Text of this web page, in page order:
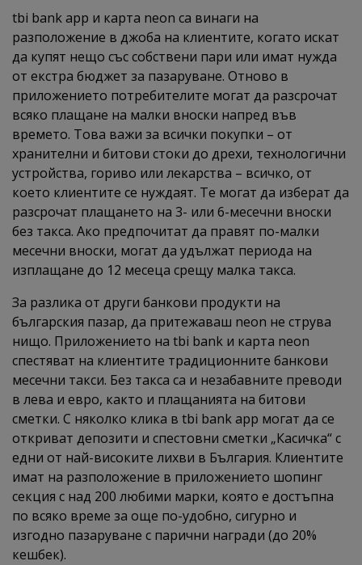
tbi bank app и карта neon са винаги на
разположение в джоба на клиентите, когато искат
да купят нещо със собствени пари или имат нужда
от екстра бюджет за пазаруване. Отново в
приложението потребителите могат да разсрочат
всяко плащане на малки вноски напред във
времето. Това важи за всички покупки – от
хранителни и битови стоки до дрехи, технологични
устройства, гориво или лекарства – всичко, от
което клиентите се нуждаят. Те могат да изберат да
разсрочат плащането на 3- или 6-месечни вноски
без такса. Ако предпочитат да правят по-малки
месечни вноски, могат да удължат периода на
изплащане до 12 месеца срещу малка такса.
За разлика от други банкови продукти на
българския пазар, да притежаваш neon не струва
нищo. Приложението на tbi bank и карта neon
спестяват на клиентите традиционните банкови
месечни такси. Без такса са и незабавните преводи
в лева и евро, както и плащанията на битови
сметки. С няколко клика в tbi bank app могат да се
откриват депозити и спестовни сметки „Касичка“ с
едни от най-високите лихви в България. Клиентите
имат на разположение в приложението шопинг
секция с над 200 любими марки, която е достъпна
по всяко време за още по-удобно, сигурно и
изгодно пазаруване с парични награди (до 20%
кешбек).